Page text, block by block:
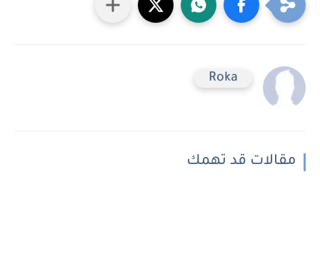
Roka
مقالات قد تهمك